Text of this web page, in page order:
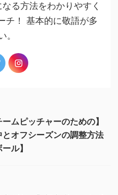
る方法をわかりやすく
チ！ 基本的に敬語が多
。
ームピッチャーのための】
とオフシーズンの調整方法
ル】